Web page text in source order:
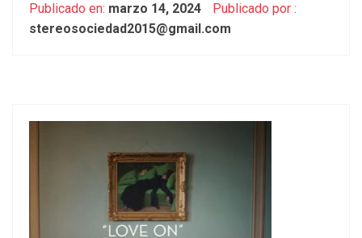
Publicado en: marzo 14, 2024
Publicado por :
stereosociedad2015@gmail.com